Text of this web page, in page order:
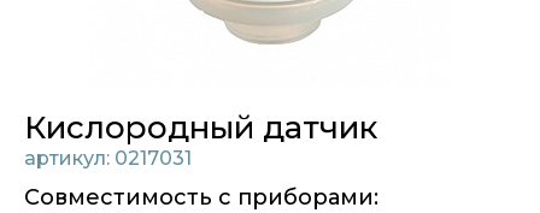
Кислородный датчик
артикул: 0217031
Совместимость с приборами: